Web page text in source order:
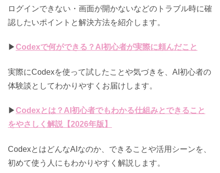
ログインできない・画面が開かないなどのトラブル時に確
認したいポイントと解決方法を紹介します。
▶Codexで何ができる？AI初心者が実際に頼んだこと
実際にCodexを使って試したことや気づきを、AI初心者の
体験談としてわかりやすくお届けします。
▶Codexとは？AI初心者でもわかる仕組みとできること
をやさしく解説【2026年版】
CodexとはどんなAIなのか、できることや活用シーンを、
初めて使う人にもわかりやすく解説します。